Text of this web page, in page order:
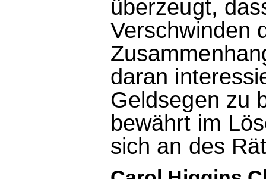
überzeugt,
Verschwinden
daran
Geldsegen zu
bewährt im
sich an des